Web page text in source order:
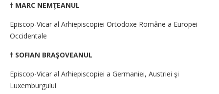
† MARC NEMŢEANUL
Episcop-Vicar al Arhiepiscopiei Ortodoxe Române a Europei
Occidentale
† SOFIAN BRAŞOVEANUL
Episcop-Vicar al Arhiepiscopiei a Germaniei, Austriei şi
Luxemburgului